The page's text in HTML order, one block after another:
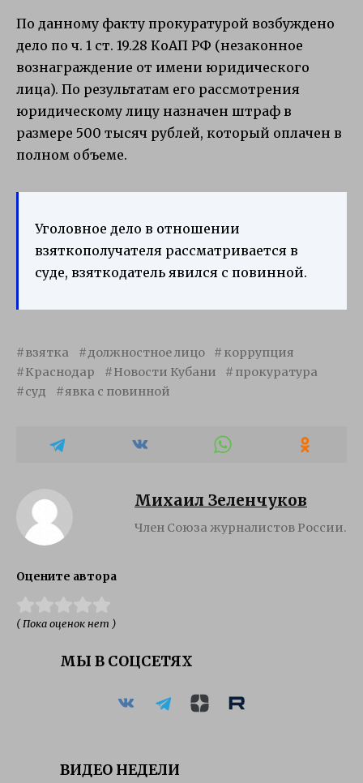
По данному факту прокуратурой возбуждено
дело по ч. 1 ст. 19.28 КоАП РФ (незаконное
вознаграждение от имени юридического
лица). По результатам его рассмотрения
юридическому лицу назначен штраф в
размере 500 тысяч рублей, который оплачен в
полном объеме.
Уголовное дело в отношении
взяткополучателя рассматривается в
суде, взяткодатель явился с повинной.
взятка должностное лицо
коррупция
Краснодар
Новости Кубани
прокуратура
суд
явка с повинной
Михаил Зеленчуков
Член Союза журналистов России.
Оцените автора
( Пока оценок нет )
МЫ В СОЦСЕТЯХ
ВИДЕО НЕДЕЛИ